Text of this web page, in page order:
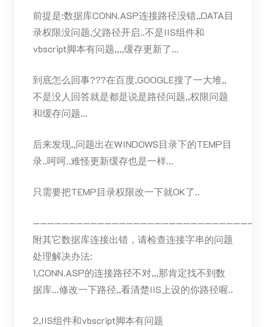
前提是:数据库CONN.ASP连接路径没错,,DATA目
录权限没问题,父路径开启..不是IIS组件和
vbscript脚本有问题,,,,缓存更新了…
到底怎么回事???在百度,GOOGLE搜了一大堆,,
不是没人回答就是都是说是路径问题,,权限问题
和缓存问题…
后来发现,,问题出在WINDOWS目录下的TEMP目
录..呵呵..难怪更新缓存也是一样…
只需要把TEMP目录权限改一下就OK了..
附其它数据库连接出错，请检查连接字串的问题
处理解决办法:
1,CONN.ASP的连接路径不对,,,那肯定找不到数
据库…修改一下路径,,看清楚IIS上设的你路径喔..
2,IIS组件和vbscript脚本有问题